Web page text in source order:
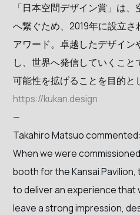
「日本空間デザイン賞」は
へ繋ぐため、2019年に設立
アワード。卓越したデザイ
し、世界へ発信していくこ
可能性を拡げることを目的と
https://kukan.design
—
Takahiro Matsuo commented:
When we were
booth for the Kansai
to deliver an experience that
leave a strong impression,